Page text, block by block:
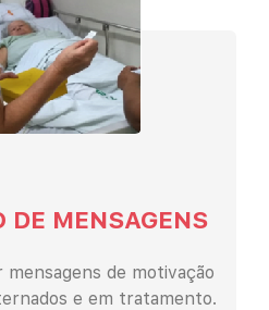
DE MENSAGENS
mensagens de motivação
e em tratamento.